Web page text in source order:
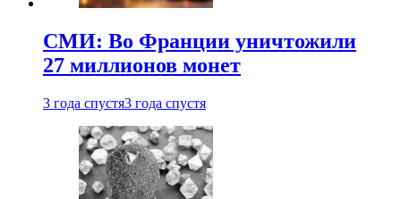
СМИ: Во Франции уничтожили
27 миллионов монет
3 года спустя3 года спустя